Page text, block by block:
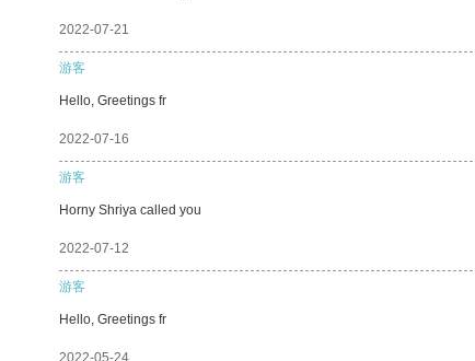
2022-07-21
游客
Hello, Greetings fr
2022-07-16
游客
Horny Shriya called you
2022-07-12
游客
Hello, Greetings fr
2022-05-24